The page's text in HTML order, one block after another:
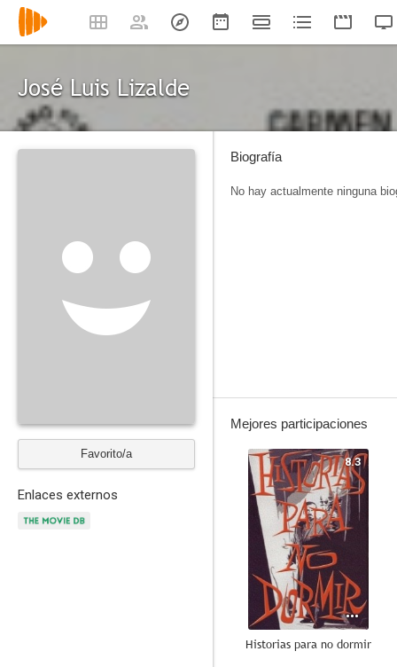
José Luis Lizalde
Favorito/a
Enlaces externos
Biografía
No hay actualmente ninguna
Mejores participaciones
8.3
Historias para no dormir